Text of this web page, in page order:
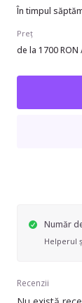
În timpul
Preț
de la 1700 RON
Număr
Helperul
Recenzii